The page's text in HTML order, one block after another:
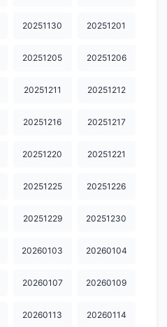
20251130 20251201
20251205 20251206
20251211 20251212
20251216 20251217
20251220 20251221
20251225 20251226
20251229 20251230
20260103 20260104
20260107 20260109
20260113 20260114